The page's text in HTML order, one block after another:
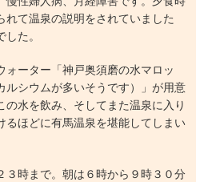
れて温泉の説明をされていました
た。
ーター「神戸奥須磨の水マロッ
ルシウムが多いそうです）」が用意
の水を飲み、そしてまた温泉に入り
るほどに有馬温泉を堪能してしまい
時まで。朝は６時から９時３０分